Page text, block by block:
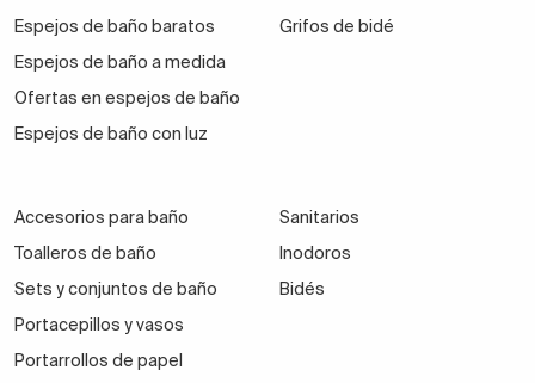
Espejos de baño baratos
Espejos de baño a medida
Ofertas en espejos de baño
Espejos de baño con luz
Grifos de bidé
Accesorios para baño
Toalleros de baño
Sets y conjuntos de baño
Portacepillos y vasos
Portarrollos de papel
Sanitarios
Inodoros
Bidés